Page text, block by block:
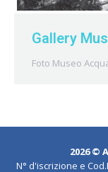
Gallery
Foto Museo
2026 ©
N° d'iscrizione e